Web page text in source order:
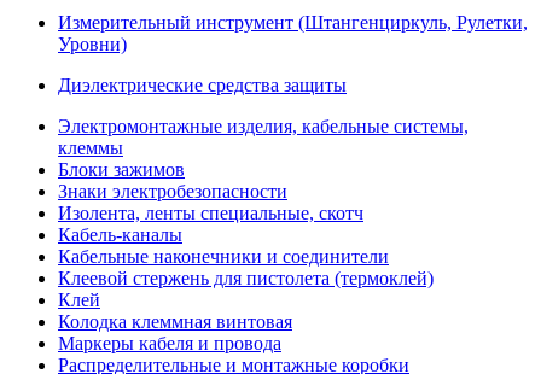
Измерительный инструмент (Штангенциркуль, Рулетки,
Уровни)
Диэлектрические средства защиты
Электромонтажные изделия, кабельные системы,
клеммы
Блоки зажимов
Знаки электробезопасности
Изолента, ленты специальные, скотч
Кабель-каналы
Кабельные наконечники и соединители
Клеевой стержень для пистолета (термоклей)
Клей
Колодка клеммная винтовая
Маркеры кабеля и провода
Распределительные и монтажные коробки